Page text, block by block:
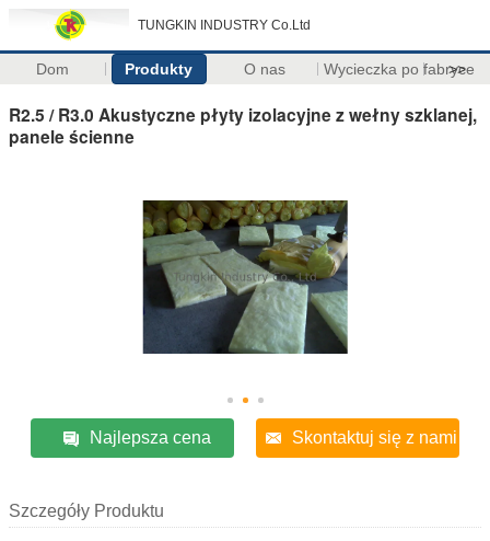
TUNGKIN INDUSTRY Co.Ltd
Dom Produkty O nas Wycieczka po fabryce
>>
R2.5 / R3.0 Akustyczne płyty izolacyjne z wełny szklanej,
panele ścienne
Najlepsza cena Skontaktuj się z nami
Szczegóły Produktu